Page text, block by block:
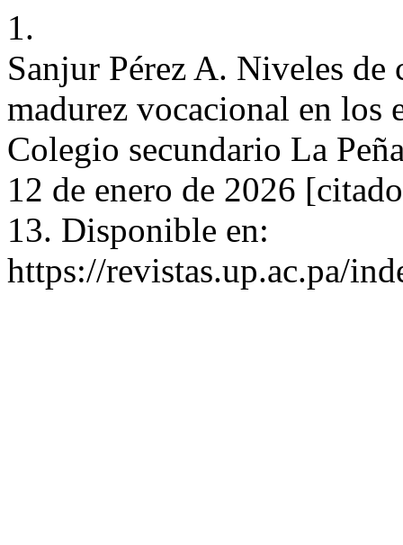
1.
Sanjur Pérez A. Niveles
madurez vocacional en los
Colegio secundario La
12 de enero de 2026
13. Disponible en:
https://revistas.up.ac.pa/